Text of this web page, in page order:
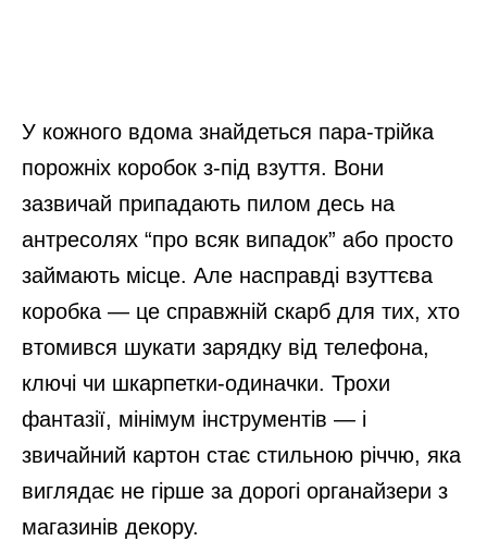
У кожного вдома знайдеться пара-трійка
порожніх коробок з-під взуття. Вони
зазвичай припадають пилом десь на
антресолях “про всяк випадок” або просто
займають місце. Але насправді взуттєва
коробка — це справжній скарб для тих, хто
втомився шукати зарядку від телефона,
ключі чи шкарпетки-одиначки. Трохи
фантазії, мінімум інструментів — і
звичайний картон стає стильною річчю, яка
виглядає не гірше за дорогі органайзери з
магазинів декору.